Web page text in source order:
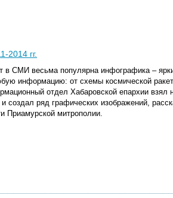
2014 гг.
в СМИ весьма популярна инфографика –
информацию: от схемы космической
отдел Хабаровской епархии взял
создал ряд графических изображений,
Приамурской митрополии.